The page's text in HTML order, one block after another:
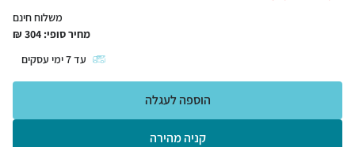
משלוח חינם
מחיר סופי: 304
₪
עד7ימי עסקים
קניה מהירה
הוספה לעגלה